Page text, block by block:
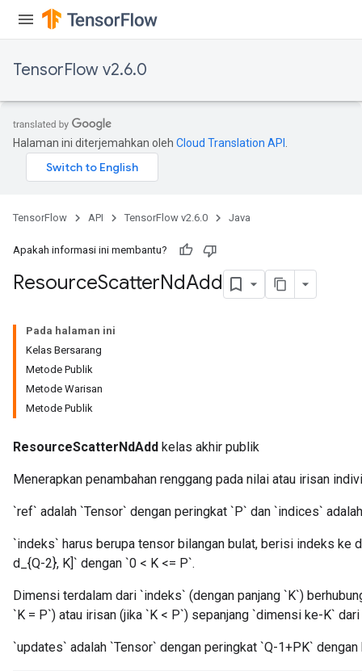
TensorFlow v2.6.0
Halaman ini diterjemahkan oleh Cloud Translation API
TensorFlow API TensorFlow v2.6.0 Java
Apakah informasi ini membantu?
ResourceScatterNdAdd
Pada halaman ini
Kelas Bersarang
Metode Publik
Metode Warisan
Metode Publik
ResourceScatterNdAdd kelas akhir publik
Menerapkan penambahan renggang pada nilai atau irisan
`ref` adalah `Tensor` dengan peringkat `P` dan `indices`
`indeks` harus berupa tensor bilangan bulat, berisi indeks ke
d_{Q-2}, K]` dengan `0 < K <= P`.
Dimensi terdalam dari `indeks` (dengan panjang `K`)
`K = P`) atau irisan (jika `K < P`) sepanjang `dimensi ke-K`
`updates` adalah `Tensor` dengan peringkat `Q-1+PK` dengan